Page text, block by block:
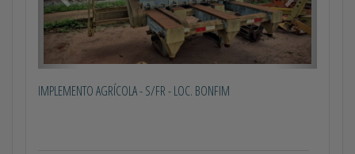
IMPLEMENTO AGRÍCOLA - S/FR - LOC. BONFIM